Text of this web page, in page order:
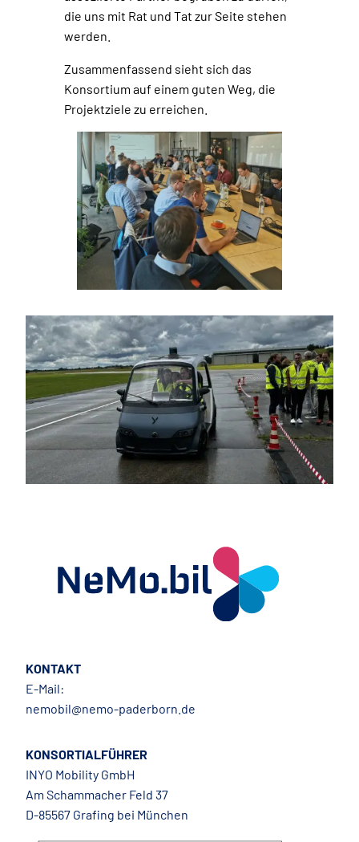
die uns mit Rat und Tat zur Seite stehen
werden.
Zusammenfassend sieht sich das
Konsortium auf einem guten Weg, die
Projektziele zu erreichen.
KONTAKT
E-Mail:
nemobil@nemo-paderborn.de
KONSORTIALFÜHRER
INYO Mobility GmbH
Am Schammacher Feld 37
D-85567 Grafing bei München